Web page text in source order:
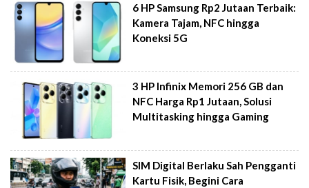
6 HP Samsung Rp2 Jutaan Terbaik:
Kamera Tajam, NFC hingga
Koneksi 5G
3 HP Infinix Memori 256 GB dan
NFC Harga Rp1 Jutaan, Solusi
Multitasking hingga Gaming
SIM Digital Berlaku Sah Pengganti
Kartu Fisik, Begini Cara